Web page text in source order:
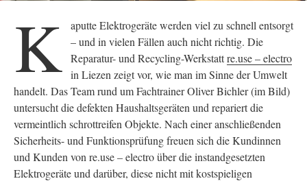
K aputte Elektrogeräte werden viel zu schnell entsorgt
– und in vielen Fällen auch nicht richtig. Die
Reparatur- und Recycling-Werkstattre.use – electro
in Liezen zeigt vor, wie man im Sinne der Umwelt
handelt. Das Team rund um Fachtrainer Oliver Bichler (im Bild)
untersucht die defekten Haushaltsgeräten und repariert die
vermeintlich schrottreifen Objekte. Nach einer anschließenden
Sicherheits- und Funktionsprüfung freuen sich die Kundinnen
und Kunden von re.use – electro über die instandgesetzten
Elektrogeräte und darüber, diese nicht mit kostspieligen